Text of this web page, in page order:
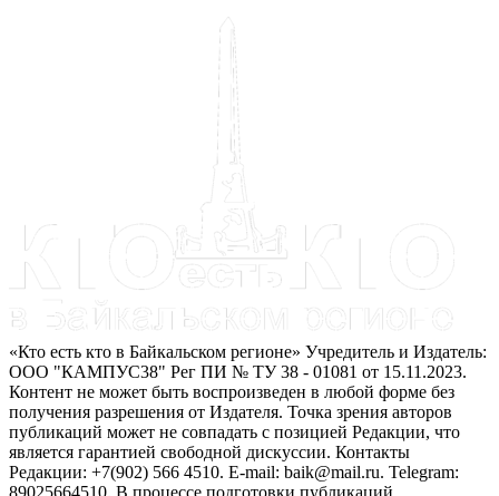
«Кто есть кто в Байкальском регионе» Учредитель и Издатель:
ООО "КАМПУС38" Рег ПИ № ТУ 38 - 01081 от 15.11.2023.
Контент не может быть воспроизведен в любой форме без
получения разрешения от Издателя. Точка зрения авторов
публикаций может не совпадать с позицией Редакции, что
является гарантией свободной дискуссии. Контакты
Редакции: +7(902) 566 4510. E-mail: baik@mail.ru. Telegram: